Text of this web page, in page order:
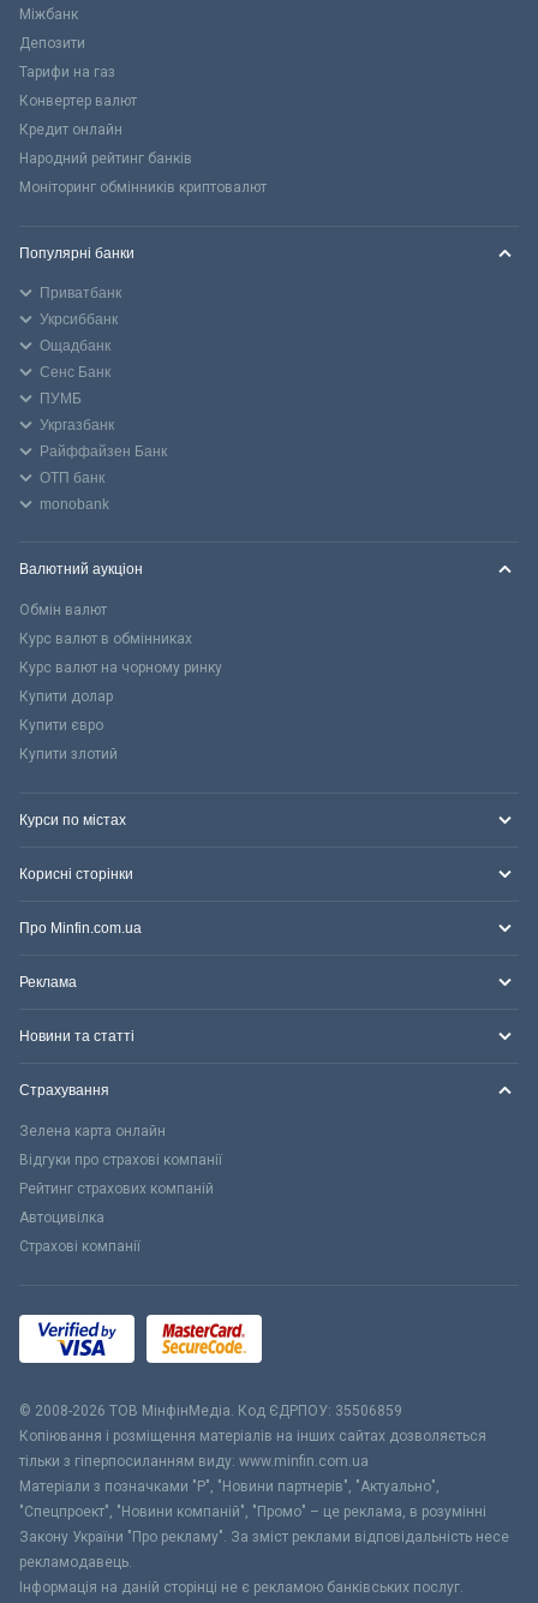
Міжбанк
Депозити
Тарифи на газ
Конвертер валют
Кредит онлайн
Народний рейтинг банків
Моніторинг обмінників криптовалют
Популярні банки
Приватбанк
Укрсиббанк
Ощадбанк
Сенс Банк
ПУМБ
Укргазбанк
Райффайзен Банк
ОТП банк
monobank
Валютний аукціон
Обмін валют
Курс валют в обмінниках
Курс валют на чорному ринку
Купити долар
Купити євро
Купити злотий
Курси по містах
Корисні сторінки
Про Minfin.com.ua
Реклама
Новини та статті
Страхування
Зелена карта онлайн
Відгуки про страхові компанії
Рейтинг страхових компаній
Автоцивілка
Страхові компанії
© 2008-2026 ТОВ МiнфiнМедiа. Код ЄДРПОУ: 35506859
Копіювання і розміщення матеріалів на інших сайтах дозволяється
тільки з гіперпосиланням виду: www.minfin.com.ua
Матеріали з позначками "Р", "Новини партнерів", "Актуально",
"Спецпроект", "Новини компаній", "Промо" – це реклама, в розумінні
Закону України "Про рекламу". За зміст реклами відповідальність несе
рекламодавець.
Інформація на даній сторінці не є рекламою банківських послуг.